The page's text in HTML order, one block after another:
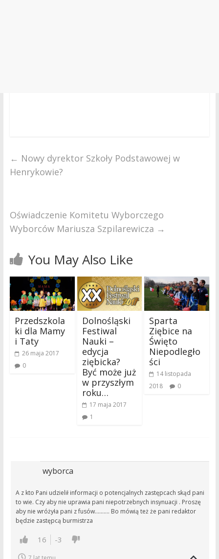
← Nowy dyrektor Szkoły Podstawowej w
Henrykowie?
Oświadczenie Komitetu Wyborczego
Wyborców Mariusza Szpilarewicza →
You May Also Like
Przedszkola
ki dla Mamy
i Taty
26 maja 2017
0
Dolnośląski
Festiwal
Nauki –
edycja
ziębicka?
Być może już
w przyszłym
roku…
17 maja 2017
1
Sparta
Ziębice na
Święto
Niepodległo
ści
14 listopada
2018
0
wyborca
A z kto Pani udzielił informacji o potencjalnych zastępcach skąd pani
to wie. Czy aby nie uprawia pani niepotrzebnych insynuacji . Proszę
aby nie wróżyła pani z fusów………. Bo mówią też że pani redaktor
będzie zastępcą burmistrza
16 -3